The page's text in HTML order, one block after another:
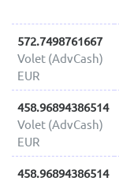
572.7498761667
Volet (AdvCash)
EUR
458.96894386514
Volet (AdvCash)
EUR
458.96894386514